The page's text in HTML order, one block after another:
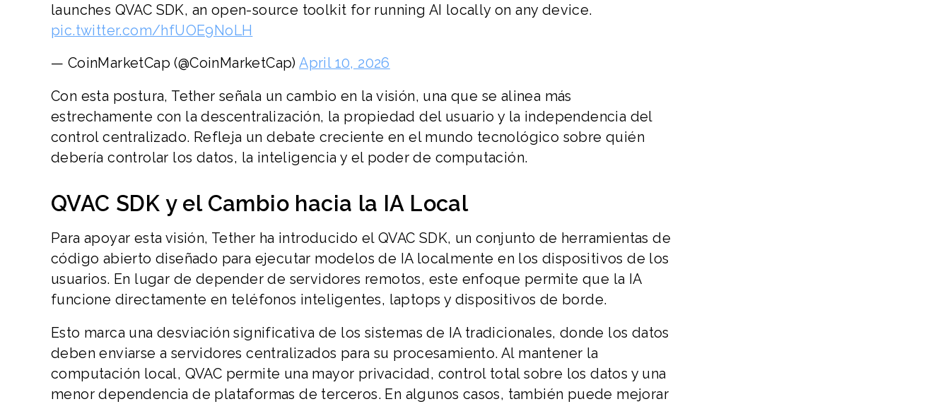
launches QVAC SDK, an open-source toolkit for running AI locally on any device.
pic.twitter.com/hfUOE9NoLH
— CoinMarketCap (@CoinMarketCap)April 10, 2026
Con esta postura, Tether señala un cambio en la visión, una que se alinea más
estrechamente con la descentralización, la propiedad del usuario y la independencia del
control centralizado. Refleja un debate creciente en el mundo tecnológico sobre quién
debería controlar los datos, la inteligencia y el poder de computación.
QVAC SDK y el Cambio hacia la IA Local
Para apoyar esta visión, Tether ha introducido el QVAC SDK, un conjunto de herramientas de
código abierto diseñado para ejecutar modelos de IA localmente en los dispositivos de los
usuarios. En lugar de depender de servidores remotos, este enfoque permite que la IA
funcione directamente en teléfonos inteligentes, laptops y dispositivos de borde.
Esto marca una desviación significativa de los sistemas de IA tradicionales, donde los datos
deben enviarse a servidores centralizados para su procesamiento. Al mantener la
computación local, QVAC permite una mayor privacidad, control total sobre los datos y una
menor dependencia de plataformas de terceros. En algunos casos, también puede mejorar